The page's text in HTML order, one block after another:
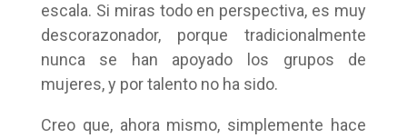
escala. Si miras todo en perspectiva, es muy
descorazonador, porque tradicionalmente
nunca se han apoyado los grupos de
mujeres, y por talento no ha sido.
Creo que, ahora mismo, simplemente hace